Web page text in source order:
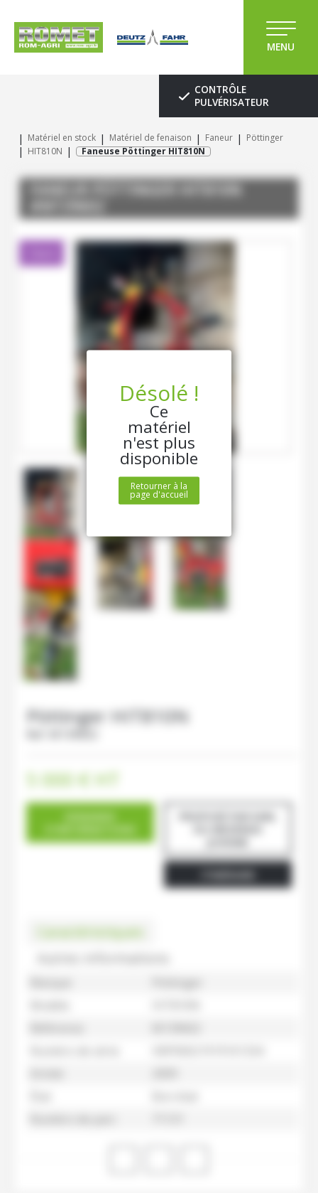
MENU
CONTRÔLE
PULVÉRISATEUR
Matériel en stock Matériel de fenaison Faneur
Pöttinger
HIT810N
Faneuse Pöttinger HIT810N
PÖTTINGER
Pöttinger HIT810N
5 000€ HT
Caractéristiques
Désolé !
Ce
matériel
n'est plus
disponible
Retourner à la
page d'accueil